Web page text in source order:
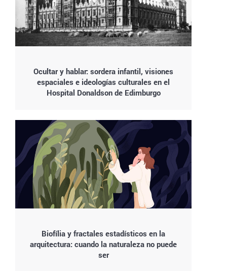
Ocultar y hablar: sordera infantil, visiones
espaciales e ideologías culturales en el
Hospital Donaldson de Edimburgo
Biofília y fractales estadísticos en la
arquitectura: cuando la naturaleza no puede
ser